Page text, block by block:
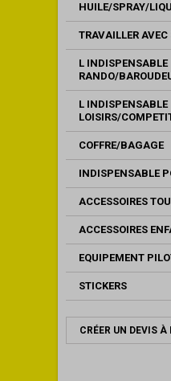
HUILE/SPRAY/
TRAVAILLER AVEC
L INDISPENSABLE
RANDO/
L INDISPENSABLE
LOISIRS/
COFFRE/BAGAGE
INDISPENSABLE
ACCESSOIRES
ACCESSOIRES
EQUIPEMENT
STICKERS
CRÉER UN DEVIS À